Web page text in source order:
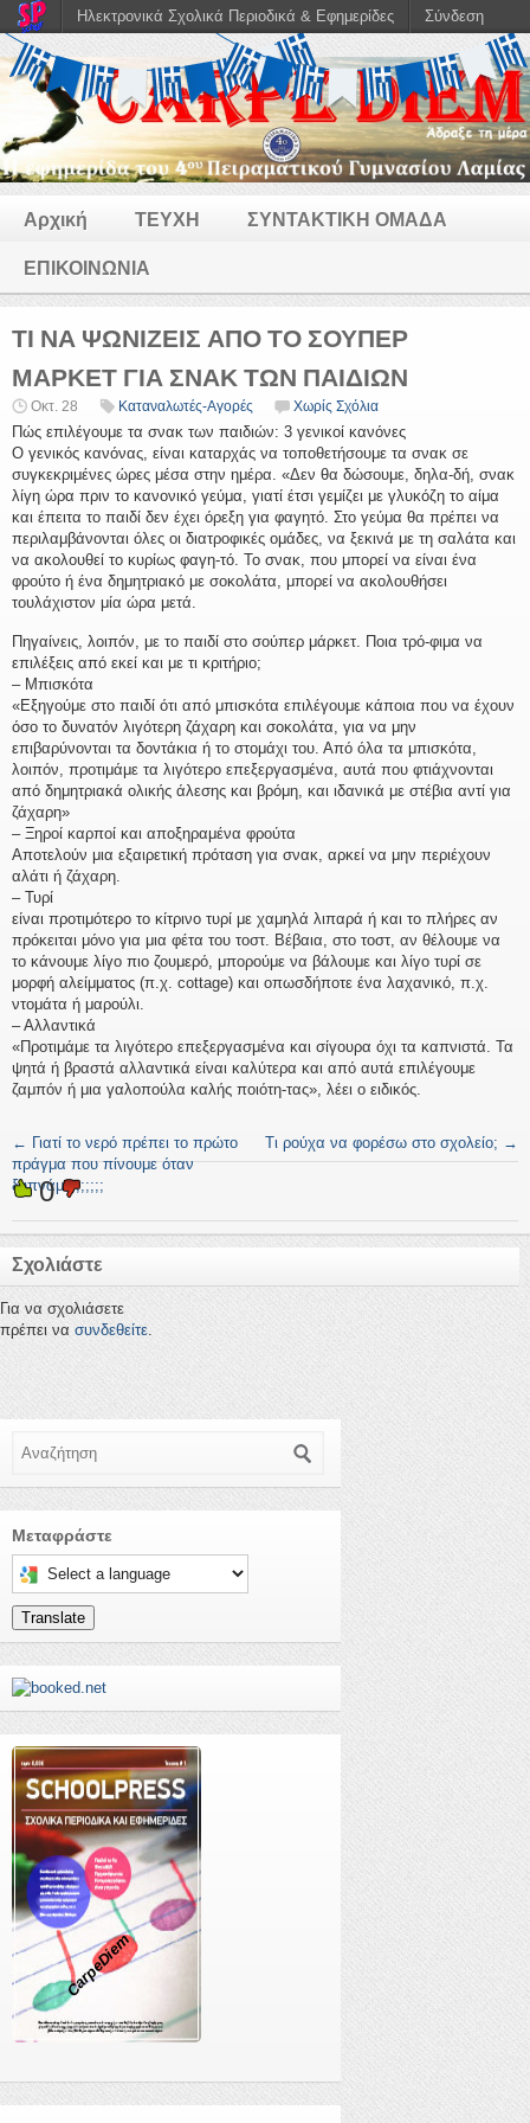
Αρχική ΤΕΥΧΗ ΣΥΝΤΑΚΤΙΚΗ ΟΜΑΔΑ
ΕΠΙΚΟΙΝΩΝΙΑ
ΤΙ ΝΑ ΨΩΝΙΖΕΙΣ ΑΠΟ ΤΟ ΣΟΥΠΕΡ
ΜΑΡΚΕΤ ΓΙΑ ΣΝΑΚ ΤΩΝ ΠΑΙΔΙΩΝ
Οκτ. 28 Καταναλωτές-Αγορές Χωρίς Σχόλια
Πώς επιλέγουμε τα σνακ των παιδιών: 3 γενικοί κανόνες
Ο γενικός κανόνας, είναι καταρχάς να τοποθετήσουμε τα σνακ σε
συγκεκριμένες ώρες μέσα στην ημέρα. «Δεν θα δώσουμε, δηλα-δή, σνακ
λίγη ώρα πριν το κανονικό γεύμα, γιατί έτσι γεμίζει με γλυκόζη το αίμα
και έπειτα το παιδί δεν έχει όρεξη για φαγητό. Στο γεύμα θα πρέπει να
περιλαμβάνονται όλες οι διατροφικές ομάδες, να ξεκινά με τη σαλάτα και
να ακολουθεί το κυρίως φαγη-τό. Το σνακ, που μπορεί να είναι ένα
φρούτο ή ένα δημητριακό με σοκολάτα, μπορεί να ακολουθήσει
τουλάχιστον μία ώρα μετά.
Πηγαίνεις, λοιπόν, με το παιδί στο σούπερ μάρκετ. Ποια τρό-φιμα να
επιλέξεις από εκεί και με τι κριτήριο;
– Μπισκότα
«Εξηγούμε στο παιδί ότι από μπισκότα επιλέγουμε κάποια που να έχουν
όσο το δυνατόν λιγότερη ζάχαρη και σοκολάτα, για να μην
επιβαρύνονται τα δοντάκια ή το στομάχι του. Από όλα τα μπισκότα,
λοιπόν, προτιμάμε τα λιγότερο επεξεργασμένα, αυτά που φτιάχνονται
από δημητριακά ολικής άλεσης και βρόμη, και ιδανικά με στέβια αντί για
ζάχαρη»
– Ξηροί καρποί και αποξηραμένα φρούτα
Αποτελούν μια εξαιρετική πρόταση για σνακ, αρκεί να μην περιέχουν
αλάτι ή ζάχαρη.
– Τυρί
είναι προτιμότερο το κίτρινο τυρί με χαμηλά λιπαρά ή και το πλήρες αν
πρόκειται μόνο για μια φέτα του τοστ. Βέβαια, στο τοστ, αν θέλουμε να
το κάνουμε λίγο πιο ζουμερό, μπορούμε να βάλουμε και λίγο τυρί σε
μορφή αλείμματος (π.χ. cottage) και οπωσδήποτε ένα λαχανικό, π.χ.
ντομάτα ή μαρούλι.
– Αλλαντικά
«Προτιμάμε τα λιγότερο επεξεργασμένα και σίγουρα όχι τα καπνιστά. Τα
ψητά ή βραστά αλλαντικά είναι καλύτερα και από αυτά επιλέγουμε
ζαμπόν ή μια γαλοπούλα καλής ποιότη-τας», λέει ο ειδικός.
← Γιατί το νερό πρέπει το πρώτο
πράγμα που πίνουμε όταν
ξυπνάμε;;;;;;;
Τι ρούχα να φορέσω στο σχολείο; →
0
Σχολιάστε
Για να σχολιάσετε
πρέπει να συνδεθείτε
Μεταφράστε
Select a language to translate this page
Translate
CarpeDiem
Ηλεκτρονικά Σχολικά Περιοδικά & Εφημερίδες Σύνδεση